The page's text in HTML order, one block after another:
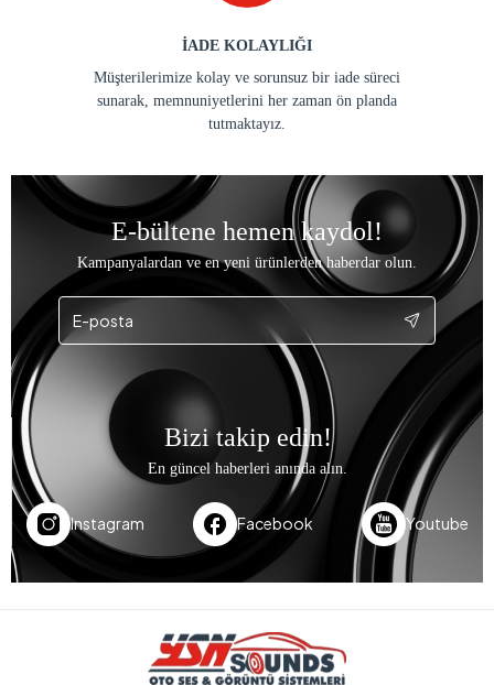
İADE KOLAYLIĞI
Müşterilerimize kolay ve sorunsuz bir iade süreci
sunarak, memnuniyetlerini her zaman ön planda
tutmaktayız.
E-bültene hemen kaydol!
Kampanyalardan ve en yeni ürünlerden haberdar olun.
Bizi takip edin!
En güncel haberleri anında alın.
Instagram Facebook Youtube